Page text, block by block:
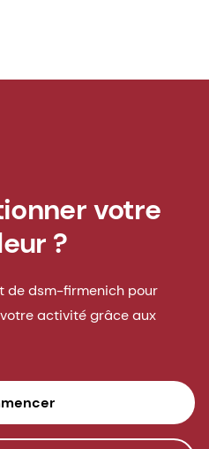
votre
?
de dsm-firmenich pour
activité grâce aux